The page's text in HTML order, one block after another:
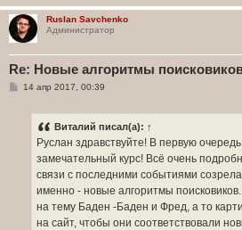
Ruslan Savchenko
Администратор
Re: Новые алгоритмы
С14 апр 2017, 00:39
Виталий писал(а): ↑
Руслан здравствуйте! В первую
замечательный курс! Всё очень
связи с последними событиями
именно - новые алгоритмы
на тему Баден -Баден и Фред, а то
на сайт, чтобы они соответствовали